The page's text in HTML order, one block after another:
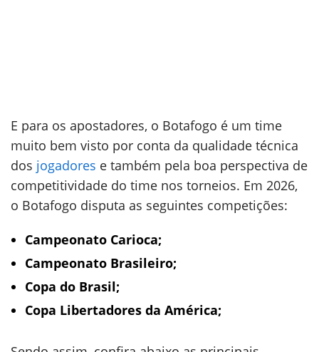
E para os apostadores, o Botafogo é um time
muito bem visto por conta da qualidade técnica
dos jogadores e também pela boa perspectiva de
competitividade do time nos torneios. Em 2026,
o Botafogo disputa as seguintes competições:
Campeonato Carioca;
Campeonato Brasileiro;
Copa do Brasil;
Copa Libertadores da América;